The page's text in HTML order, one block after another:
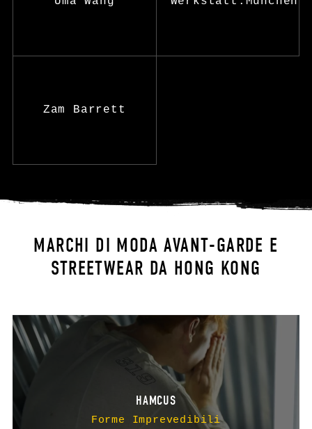
Zam Barrett
MARCHI DI MODA AVANT-GARDE E
STREETWEAR DA HONG KONG
HAMCUS
Forme Imprevedibili